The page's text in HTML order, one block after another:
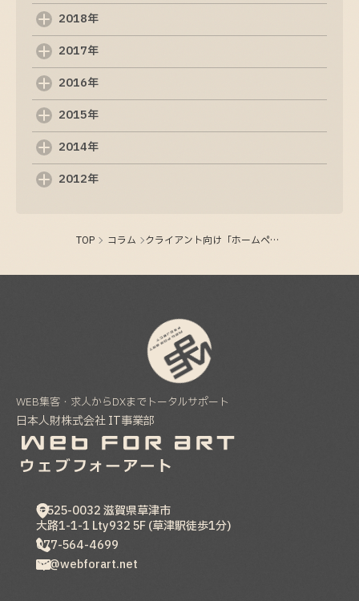
制作ホームページの重要性と基本知識
ホームページ制作の基礎知識と成功のポイント
2018年
2017年
2016年
2015年
2014年
2012年
TOP コラム クライアント向け「ホームページ設定（サイト設定）」のカスタムメニューを作る。
WEB集客・求人からDXまでトータルサポート
日本人財株式会社 IT事業部
〒525-0032滋賀県草津市
大路1-1-1 Lty932 5F (草津駅徒歩1分)
077-564-4699
hp@webforart.net